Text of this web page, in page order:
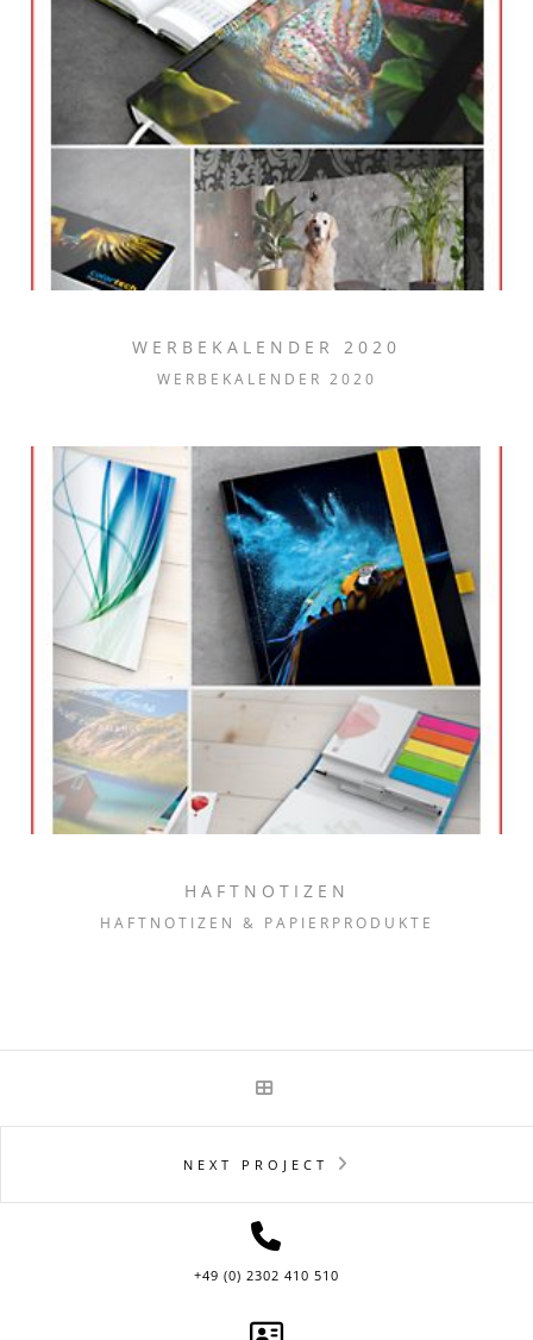
WERBEKALENDER 2020
WERBEKALENDER 2020
HAFTNOTIZEN
HAFTNOTIZEN & PAPIERPRODUKTE
NEXT PROJECT
+49 (0) 2302 410 510